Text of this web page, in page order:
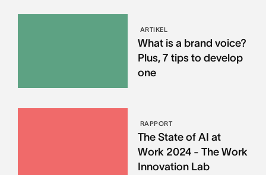
ARTIKEL
What is a brand voice?
Plus, 7 tips to develop
one
RAPPORT
The State of AI at
Work 2024 - The Work
Innovation Lab